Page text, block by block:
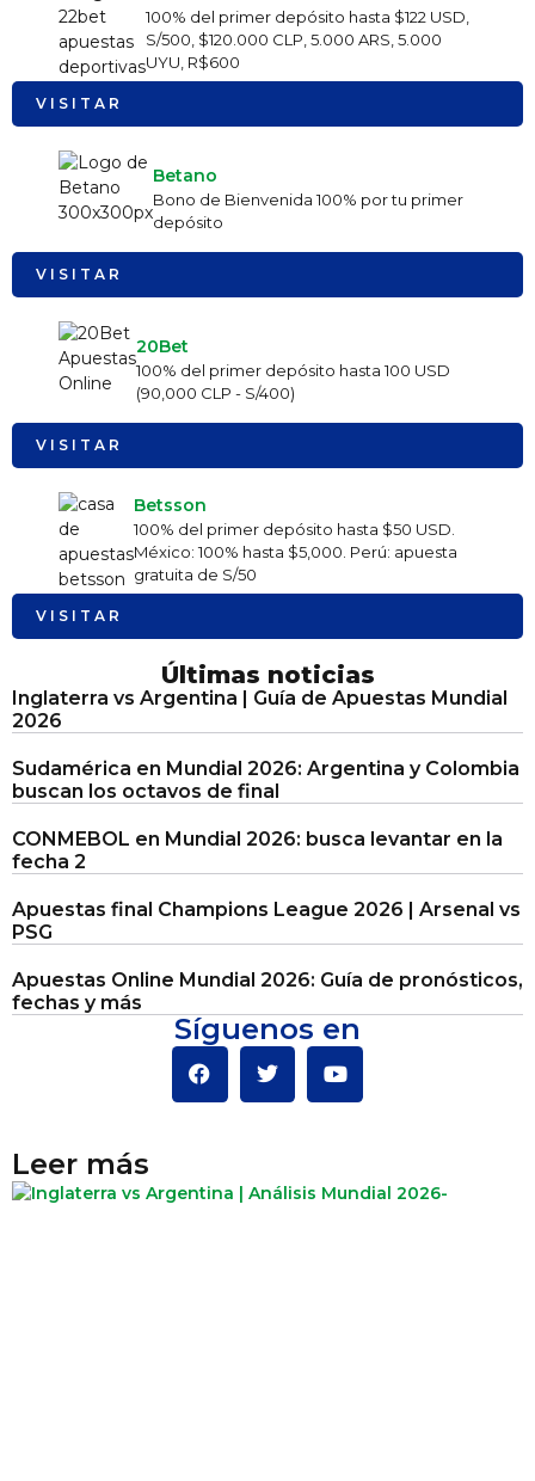
100% del primer depósito hasta $122 USD,
S/500, $120.000 CLP, 5.000 ARS, 5.000
UYU, R$600
VISITAR
Betano
Bono de Bienvenida 100% por tu primer
depósito
VISITAR
20Bet
100% del primer depósito hasta 100 USD
(90,000 CLP - S/400)
VISITAR
Betsson
100% del primer depósito hasta $50 USD.
México: 100% hasta $5,000. Perú: apuesta
gratuita de S/50
VISITAR
Últimas noticias
Inglaterra vs Argentina | Guía de Apuestas Mundial
2026
Sudamérica en Mundial 2026: Argentina y Colombia
buscan los octavos de final
CONMEBOL en Mundial 2026: busca levantar en la
fecha 2
Apuestas final Champions League 2026 | Arsenal vs
PSG
Apuestas Online Mundial 2026: Guía de pronósticos,
fechas y más
Síguenos en
Leer más